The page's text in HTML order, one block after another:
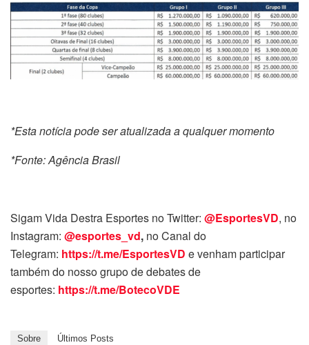
*Esta notícia pode ser atualizada a qualquer momento
*Fonte: Agência Brasil
Sigam Vida Destra Esportes no Twitter: @EsportesVD, no
Instagram: @esportes_vd, no Canal do
Telegram: https://t.me/EsportesVD e venham participar
também do nosso grupo de debates de
esportes: https://t.me/BotecoVDE
Sobre Últimos Posts